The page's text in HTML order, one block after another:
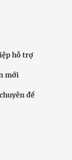
hỗ trợ
mới
đề